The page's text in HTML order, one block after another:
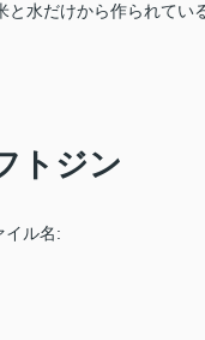
水だけから作られてい
トジン